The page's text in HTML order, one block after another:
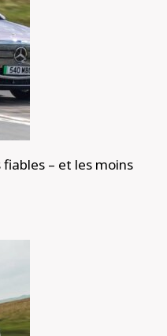
– et les moins